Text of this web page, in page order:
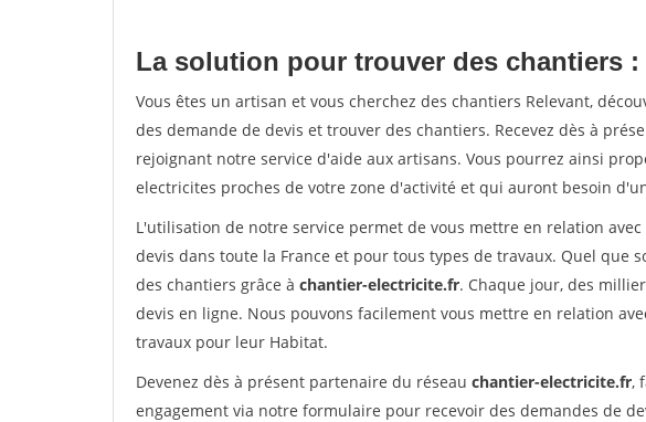
La solution pour trouver des chantiers :
Vous êtes un artisan et vous cherchez des chantiers Relevant,
des demande de devis et trouver des chantiers. Recevez dès à
rejoignant notre service d'aide aux artisans. Vous pourrez ainsi
electricites proches de votre zone d'activité et qui auront besoin
L'utilisation de notre service permet de vous mettre en relation
devis dans toute la France et pour tous types de travaux. Quel que
des chantiers grâce à chantier-electricite.fr. Chaque jour, des
devis en ligne. Nous pouvons facilement vous mettre en relation
travaux pour leur Habitat.
Devenez dès à présent partenaire du réseau chantier-electricite.fr,
engagement via notre formulaire pour recevoir des demandes de